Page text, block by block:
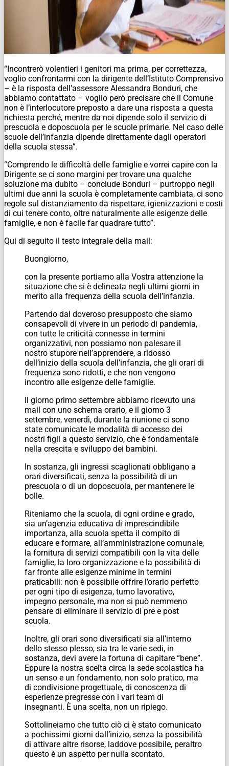
“Incontrerò volentieri i genitori ma prima, per correttezza,
voglio confrontarmi con la dirigente dell’Istituto Comprensivo
– è la risposta dell’assessore Alessandra Bonduri, che
abbiamo contattato – voglio però precisare che il Comune
non è l’interlocutore preposto a dare una risposta a questa
richiesta perché, mentre da noi dipende solo il servizio di
prescuola e doposcuola per le scuole primarie. Nel caso delle
scuole dell’infanzia dipende direttamente dagli operatori
della scuola stessa”.
“Comprendo le difficoltà delle famiglie e vorrei capire con la
Dirigente se ci sono margini per trovare una qualche
soluzione ma dubito – conclude Bonduri – purtroppo negli
ultimi due anni la scuola è completamente cambiata, ci sono
regole sul distanziamento da rispettare, igienizzazioni e costi
di cui tenere conto, oltre naturalmente alle esigenze delle
famiglie, e non è facile far quadrare tutto”.
Qui di seguito il testo integrale della mail:
Buongiorno,
con la presente portiamo alla Vostra attenzione la
situazione che si è delineata negli ultimi giorni in
merito alla frequenza della scuola dell’infanzia.
Partendo dal doveroso presupposto che siamo
consapevoli di vivere in un periodo di pandemia,
con tutte le criticità connesse in termini
organizzativi, non possiamo non palesare il
nostro stupore nell’apprendere, a ridosso
dell’inizio della scuola dell’infanzia, che gli orari di
frequenza sono ridotti, e che non vengono
incontro alle esigenze delle famiglie.
Il giorno primo settembre abbiamo ricevuto una
mail con uno schema orario, e il giorno 3
settembre, venerdì, durante la riunione ci sono
state comunicate le modalità di accesso dei
nostri figli a questo servizio, che è fondamentale
nella crescita e sviluppo dei bambini.
In sostanza, gli ingressi scaglionati obbligano a
orari diversificati, senza la possibilità di un
prescuola o di un doposcuola, per mantenere le
bolle.
Riteniamo che la scuola, di ogni ordine e grado,
sia un’agenzia educativa di imprescindibile
importanza, alla scuola spetta il compito di
educare e formare, all’amministrazione comunale,
la fornitura di servizi compatibili con la vita delle
famiglie, la loro organizzazione e la possibilità di
far fronte alle esigenze minime in termini
praticabili: non è possibile offrire l’orario perfetto
per ogni tipo di esigenza, turno lavorativo,
impegno personale, ma non si può nemmeno
pensare di eliminare il servizio di pre e post
scuola.
Inoltre, gli orari sono diversificati sia all’interno
dello stesso plesso, sia tra le varie sedi, in
sostanza, devi avere la fortuna di capitare “bene”.
Eppure la nostra scelta circa la sede scolastica ha
un senso e un fondamento, non solo pratico, ma
di condivisione progettuale, di conoscenza di
esperienze pregresse con i vari team di
insegnanti. È una scelta, non un ripiego.
Sottolineiamo che tutto ciò ci è stato comunicato
a pochissimi giorni dall’inizio, senza la possibilità
di attivare altre risorse, laddove possibile, peraltro
questo è un aspetto per nulla scontato.